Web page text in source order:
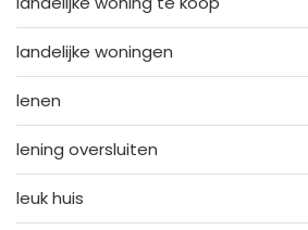
landelijke woningen
lenen
lening oversluiten
leuk huis